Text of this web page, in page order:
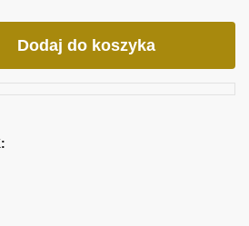
Dodaj do koszyka